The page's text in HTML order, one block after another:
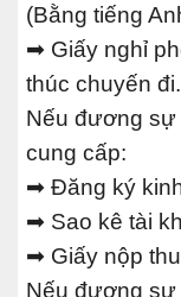
(Bằng tiếng
➡ Giấy nghỉ
thúc chuyến đi.
Nếu đương sự
cung cấp:
➡ Đăng ký
➡ Sao kê tài
➡ Giấy nộp
Nếu đương sự